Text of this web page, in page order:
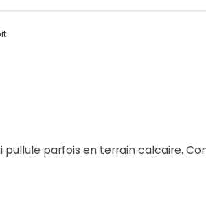
parfois en terrain calcaire.